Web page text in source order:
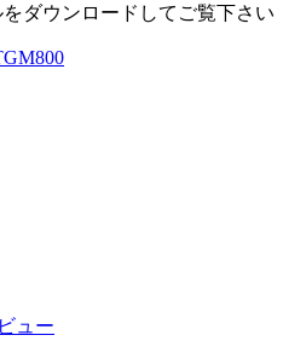
ダウンロードしてご覧下さい
ュー